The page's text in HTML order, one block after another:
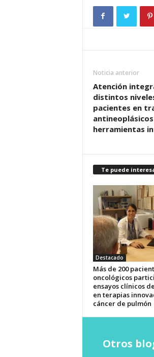
Noticia anterior
Atención
distintos
pacientes en
herramientas
Te puede
Destacado
Más de 200
oncológicos
ensayos clínicos
en terapias
cáncer de pulmón
Otros